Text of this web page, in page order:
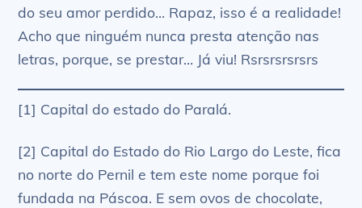
do seu amor perdido… Rapaz, isso é a realidade!
Acho que ninguém nunca presta atenção nas
letras, porque, se prestar… Já viu! Rsrsrsrsrsrs
[1] Capital do estado do Paralá.
[2] Capital do Estado do Rio Largo do Leste, fica
no norte do Pernil e tem este nome porque foi
fundada na Páscoa. E sem ovos de chocolate,